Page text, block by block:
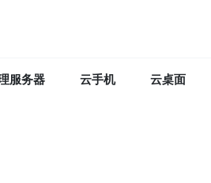
服务器 云手机 云桌面